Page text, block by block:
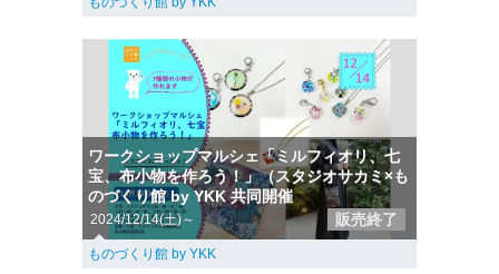
ワークショップマルシェ「ミルフィオリ、七
宝、布小物を作ろう！」（スタジオサカミ×も
のづくり館 by YKK 共同開催
2024/12/14(土)～ 販売終了
ものづくり館 by YKK